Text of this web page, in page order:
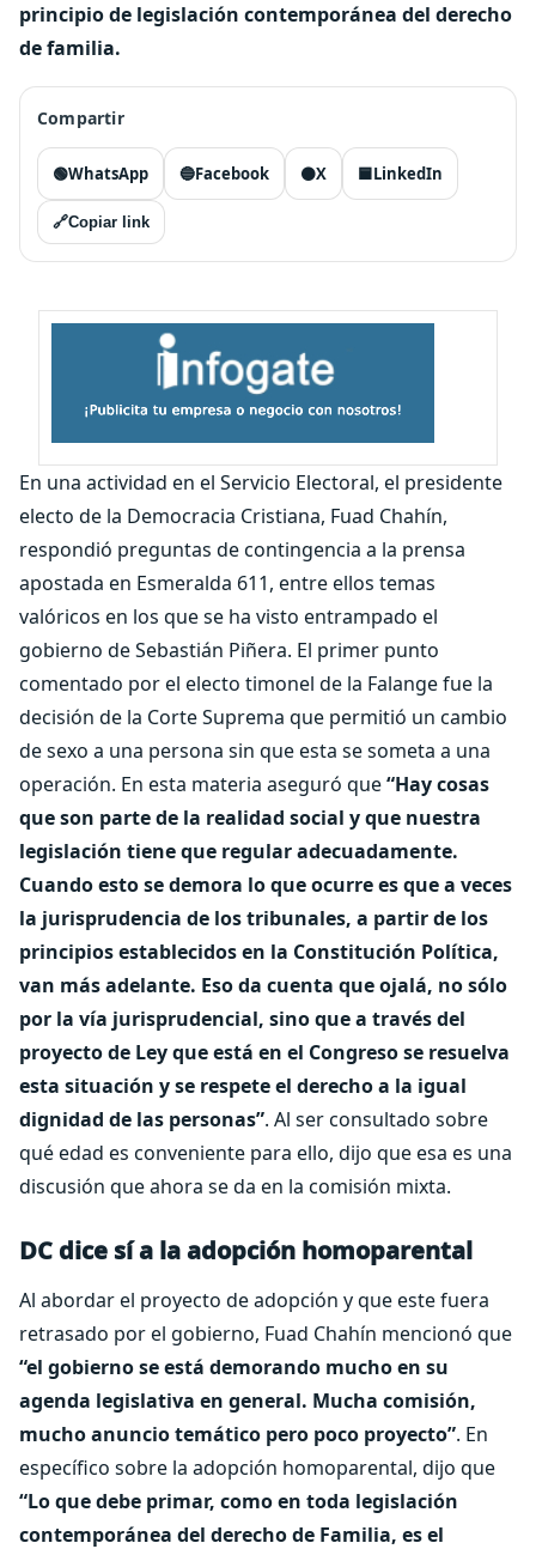
principio de legislación contemporánea del derecho
de familia.
Compartir
🟢WhatsApp 🔵Facebook ⚫X 🟦LinkedIn
🔗Copiar link
En una actividad en el Servicio Electoral, el presidente
electo de la Democracia Cristiana, Fuad Chahín,
respondió preguntas de contingencia a la prensa
apostada en Esmeralda 611, entre ellos temas
valóricos en los que se ha visto entrampado el
gobierno de Sebastián Piñera. El primer punto
comentado por el electo timonel de la Falange fue la
decisión de la Corte Suprema que permitió un cambio
de sexo a una persona sin que esta se someta a una
operación. En esta materia aseguró que“Hay cosas
que son parte de la realidad social y que nuestra
legislación tiene que regular adecuadamente.
Cuando esto se demora lo que ocurre es que a veces
la jurisprudencia de los tribunales, a partir de los
principios establecidos en la Constitución Política,
van más adelante. Eso da cuenta que ojalá, no sólo
por la vía jurisprudencial, sino que a través del
proyecto de Ley que está en el Congreso se resuelva
esta situación y se respete el derecho a la igual
dignidad de las personas”. Al ser consultado sobre
qué edad es conveniente para ello, dijo que esa es una
discusión que ahora se da en la comisión mixta.
DC dice sí a la adopción homoparental
Al abordar el proyecto de adopción y que este fuera
retrasado por el gobierno, Fuad Chahín mencionó que
“el gobierno se está demorando mucho en su
agenda legislativa en general. Mucha comisión,
mucho anuncio temático pero poco proyecto”. En
específico sobre la adopción homoparental, dijo que
“Lo que debe primar, como en toda legislación
contemporánea del derecho de Familia, es el